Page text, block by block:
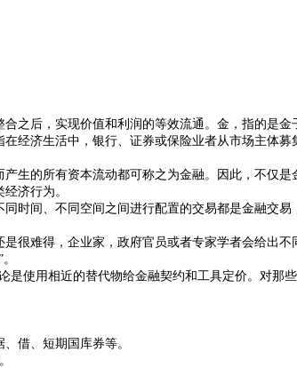
合之后，实现价值和利润的等效流通。金，指的
经济生活中，银行、证券或保险业者从市场主体
的所有资本流动都可称之为金融。因此，不仅是
济行为。
间、不同空间之间进行配置的交易都是金融交易
很难得，企业家，政府官员或者专家学者会给出不
用相近的替代物给金融契约和工具定价。对那
借、短期国库券等。